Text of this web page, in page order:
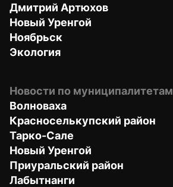
Дмитрий Артюхов
Новый Уренгой
Ноябрьск
Экология
Новости по муниципалитетам
Волноваха
Красноселькупский район
Тарко-Сале
Новый Уренгой
Приуральский район
Лабытнанги